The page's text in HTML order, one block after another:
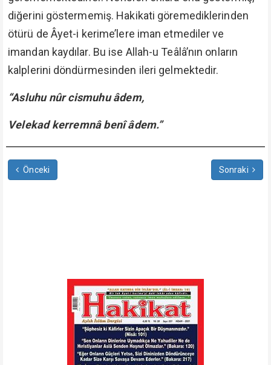
diğerini göstermemiş. Hakikati göremediklerinden
ötürü de Âyet-i kerime’lere iman etmediler ve
imandan kaydılar. Bu ise Allah-u Teâlâ’nın onların
kalplerini döndürmesinden ileri gelmektedir.
“Asluhu nûr cismuhu âdem,
Velekad kerremnâ benî âdem.”
Önceki Sonraki